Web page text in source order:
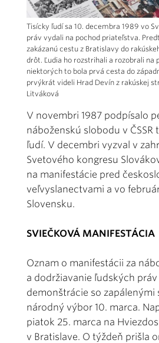
Tisícky ľudí sa 10. decembra 1989 vo
práv vydali na pochod priateľstva.
zakázanú cestu z Bratislavy do
drôt. Ľudia ho rozstrihali a rozobrali na
niektorých to bola prvá cesta do
prvýkrát videli Hrad Devín z rakúskej
Litváková
V novembri 1987 podpísalo
náboženskú slobodu v ČSSR
ľudí. V decembri vyzval v
Svetového kongresu
na manifestácie pred
veľvyslanectvami a vo
Slovensku.
SVIEČKOVÁ MANIFESTÁCIA
Oznam o manifestácii za
a dodržiavanie ľudských
demonštrácie so zapálenými
národný výbor 10. marca.
piatok 25. marca na
v Bratislave. O týždeň prišla